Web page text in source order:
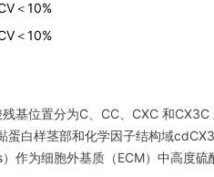
＜10%
＜10%
基位置分为C、CC、CXC 和
蛋白样茎部和化学因子结构域
作为细胞外基质（ECM）中高度硫